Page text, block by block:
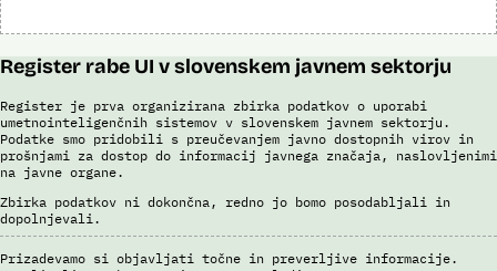
Register rabe UI v slovenskem javnem sektorju
Register je prva organizirana zbirka podatkov o uporabi
umetnointeligenčnih sistemov v slovenskem javnem sektorju.
Podatke smo pridobili s preučevanjem javno dostopnih virov in
prošnjami za dostop do informacij javnega značaja, naslovljenimi
na javne organe.
Zbirka podatkov ni dokončna, redno jo bomo posodabljali in
dopolnjevali.
Prizadevamo si objavljati točne in preverljive informacije.